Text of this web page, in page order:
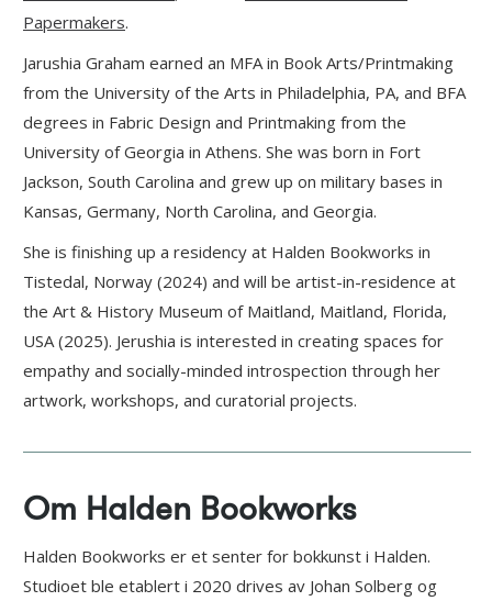
Papermakers.
Jarushia Graham earned an MFA in Book Arts/Printmaking
from the University of the Arts in Philadelphia, PA, and BFA
degrees in Fabric Design and Printmaking from the
University of Georgia in Athens. She was born in Fort
Jackson, South Carolina and grew up on military bases in
Kansas, Germany, North Carolina, and Georgia.
She is finishing up a residency at Halden Bookworks in
Tistedal, Norway (2024) and will be artist-in-residence at
the Art & History Museum of Maitland, Maitland, Florida,
USA (2025). Jerushia is interested in creating spaces for
empathy and socially-minded introspection through her
artwork, workshops, and curatorial projects.
Om Halden Bookworks
Halden Bookworks er et senter for bokkunst i Halden.
Studioet ble etablert i 2020 drives av Johan Solberg og